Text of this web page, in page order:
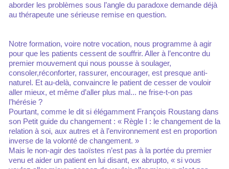
aborder les problèmes sous l’angle du paradoxe demande déjà
au thérapeute une sérieuse remise en question.
Notre formation, voire notre vocation, nous programme à agir
pour que les patients cessent de souffrir. Aller à l’encontre du
premier mouvement qui nous pousse à soulager,
consoler,réconforter, rassurer, encourager, est presque anti-
naturel. Et au-delà, convaincre le patient de cesser de vouloir
aller mieux, et même d’aller plus mal... ne frise-t-on pas
l’hérésie ?
Pourtant, comme le dit si élégamment François Roustang dans
son Petit guide du changement : « Règle I : le changement de la
relation à soi, aux autres et à l’environnement est en proportion
inverse de la volonté de changement. »
Mais le non-agir des taoïstes n’est pas à la portée du premier
venu et aider un patient en lui disant, ex abrupto, « si vous